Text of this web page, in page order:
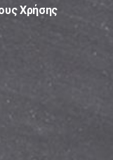
Χρήσης